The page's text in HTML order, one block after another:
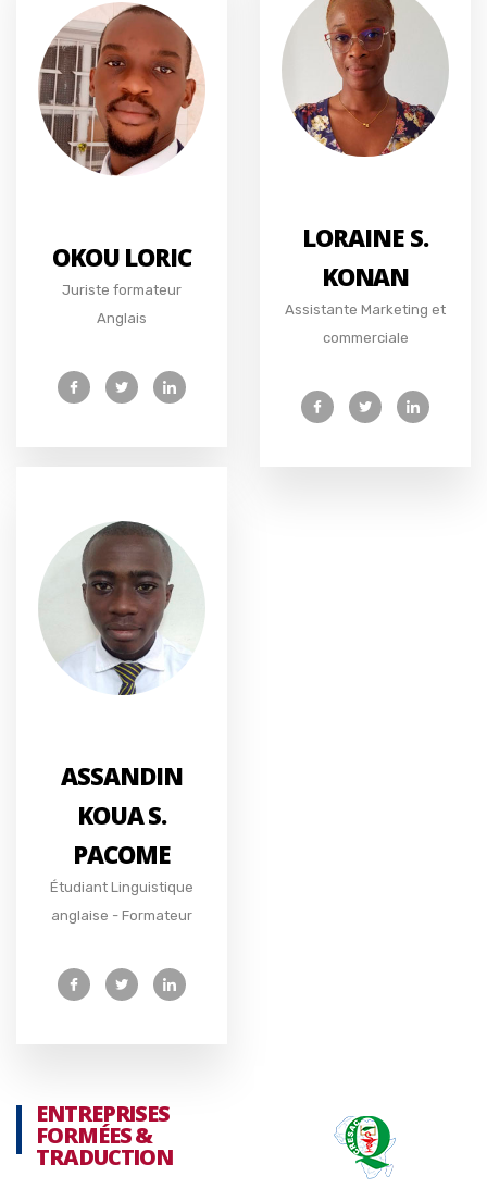
OKOU LORIC
Juriste formateur
Anglais
LORAINE S.
KONAN
Assistante Marketing et
commerciale
ASSANDIN
KOUA S.
PACOME
Étudiant Linguistique
anglaise - Formateur
ENTREPRISES
FORMÉES &
TRADUCTION